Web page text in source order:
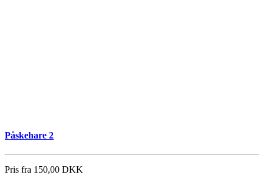
Påskehare 2
Pris fra 150,00 DKK